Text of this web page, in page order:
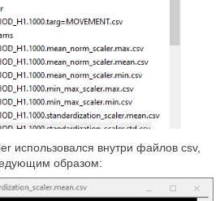
использовался внутри файлов csv,
образом: